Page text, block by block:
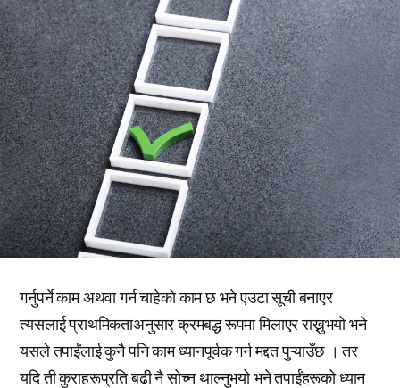
गर्नुपर्ने काम अथवा गर्न चाहेको काम छ भने एउटा सूची बनाएर
त्यसलाई प्राथमिकताअनुसार क्रमबद्ध रूपमा मिलाएर राख्नुभयो भने
यसले तपाईंलाई कुनै पनि काम ध्यानपूर्वक गर्न मद्दत पुऱ्याउँछ । तर
यदि ती कुराहरूप्रति बढी नै सोच्न थाल्नुभयो भने तपाईंहरूको ध्यान